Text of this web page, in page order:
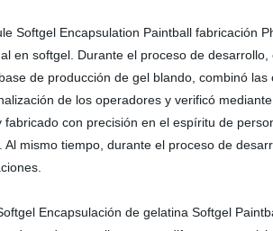
Softgel Encapsulation Paintball fabricación
en softgel. Durante el proceso de
de producción de gel blando, combinó
de los operadores y verificó
fabricado con precisión en el espíritu de
Al mismo tiempo, durante el proceso de
Encapsulación de gelatina Softgel